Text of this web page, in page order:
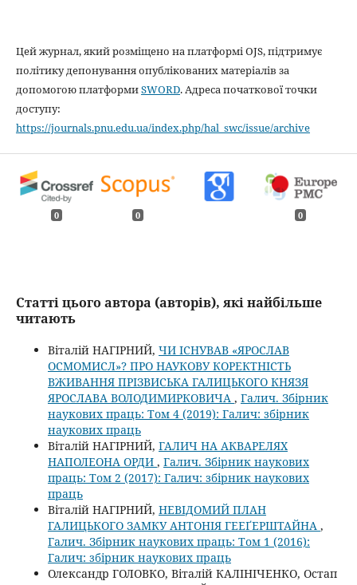
Цей журнал, який розміщено на платформі OJS, підтримує
політику депонування опублікованих матеріалів за
допомогою платформиSWORD. Адреса початкової точки
доступу:
https://journals.pnu.edu.ua/index.php/hal_swc/issue/archive
0 0 0
Статті цього автора (авторів), які найбільше
читають
Віталій НАГІРНИЙ, ЧИ ІСНУВАВ «ЯРОСЛАВ
ОСМОМИСЛ»? ПРО НАУКОВУ КОРЕКТНІСТЬ
ВЖИВАННЯ ПРІЗВИСЬКА ГАЛИЦЬКОГО КНЯЗЯ
ЯРОСЛАВА ВОЛОДИМИРКОВИЧА , Галич. Збірник
наукових праць: Том 4 (2019): Галич: збірник
наукових праць
Віталій НАГІРНИЙ, ГАЛИЧ НА АКВАРЕЛЯХ
НАПОЛЕОНА ОРДИ , Галич. Збірник наукових
праць: Том 2 (2017): Галич: збірник наукових
праць
Віталій НАГІРНИЙ, НЕВІДОМИЙ ПЛАН
ГАЛИЦЬКОГО ЗАМКУ АНТОНІЯ ГЕЕҐЕРШТАЙНА ,
Галич. Збірник наукових праць: Том 1 (2016):
Галич: збірник наукових праць
Олександр ГОЛОВКО, Віталій КАЛІНІЧЕНКО, Остап